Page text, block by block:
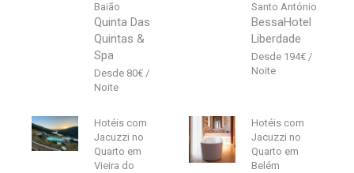
Baião
Quinta Das
Quintas &
Spa
80€
Santo António
BessaHotel
Liberdade
194€
Hotéis com
Jacuzzi no
Quarto em
Vieira do
Hotéis com
Jacuzzi no
Quarto em
Belém